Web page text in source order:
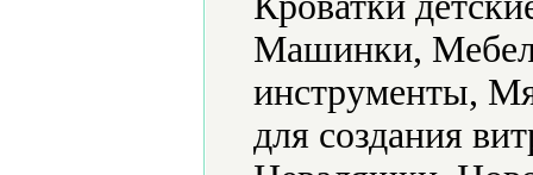
Машинки,
инструменты,
для создания